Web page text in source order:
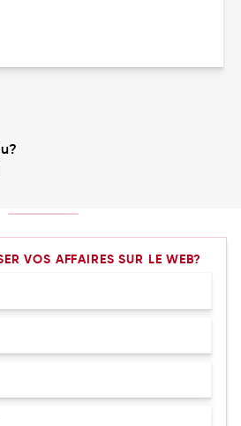
VOS AFFAIRES SUR LE WEB?